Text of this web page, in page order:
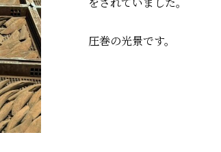
圧巻の光景です。